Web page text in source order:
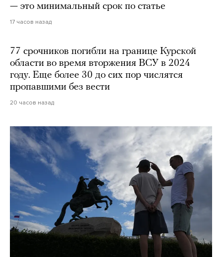
— это минимальный срок по статье
17 часов назад
77 срочников погибли на границе Курской
области во время вторжения ВСУ в 2024
году. Еще более 30 до сих пор числятся
пропавшими без вести
20 часов назад